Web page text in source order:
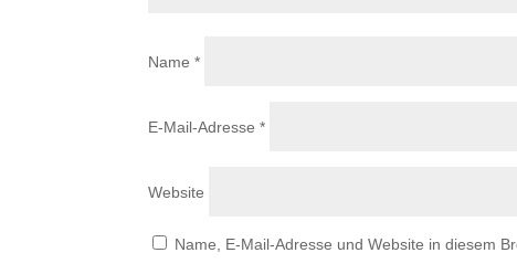
Name*
E-Mail-Adresse*
Website
Name, E-Mail-Adresse und Website in diesem